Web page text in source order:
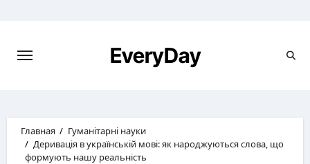
EveryDay
Главная
Гуманітарні науки
Деривація в українській мові: як народжуються слова, що
формують нашу реальність